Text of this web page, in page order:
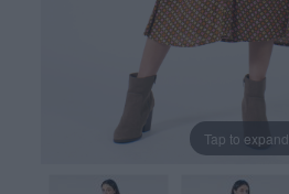
Tap to expand